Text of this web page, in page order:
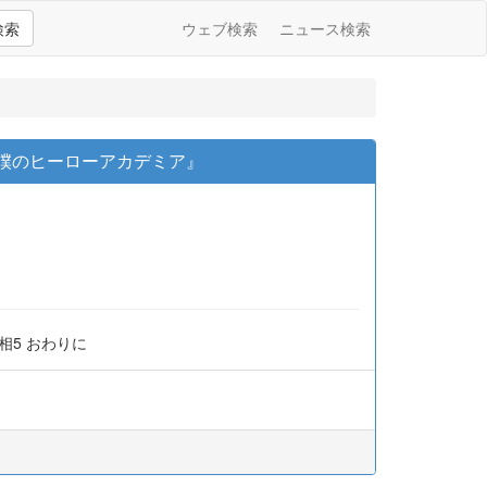
索 ウェブ検索 ニュース検索
ヒーローアカデミア』
5 おわりに